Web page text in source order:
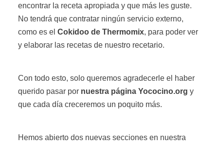
encontrar la receta apropiada y que más les guste.
No tendrá que contratar ningún servicio externo,
como es el Cokidoo de Thermomix, para poder ver
y elaborar las recetas de nuestro recetario.
Con todo esto, solo queremos agradecerle el haber
querido pasar por nuestra página Yococino.org y
que cada día creceremos un poquito más.
Hemos abierto dos nuevas secciones en nuestra